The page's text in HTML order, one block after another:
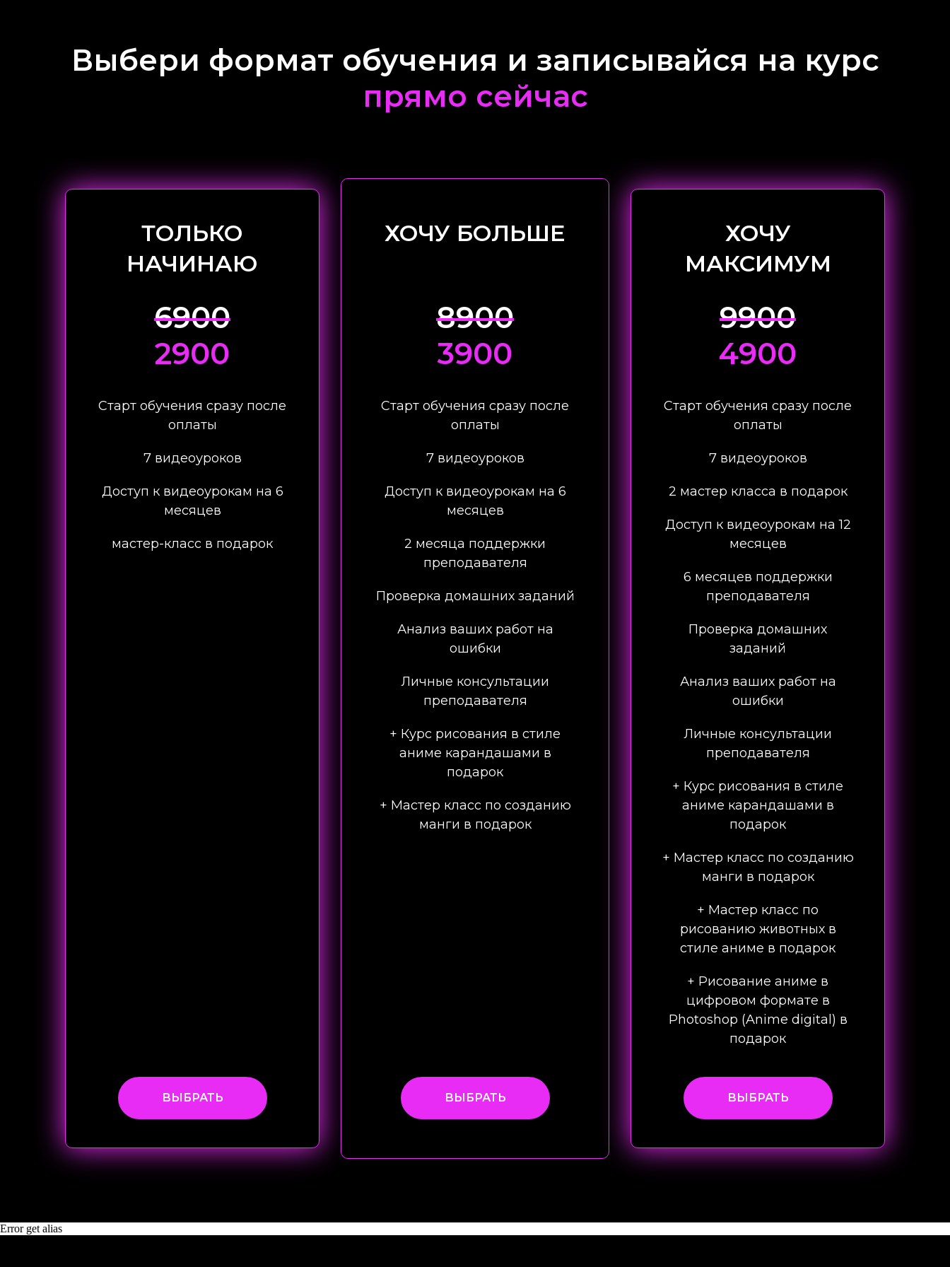
Выбери формат обучения и записывайся на курс
прямо сейчас
ТОЛЬКО
НАЧИНАЮ
6900
2900
Старт обучения сразу после
оплаты
7 видеоуроков
Доступ к видеоурокам на 6
месяцев
мастер-класс в подарок
ВЫБРАТЬ
ХОЧУ БОЛЬШЕ
8900
3900
Старт обучения сразу после
оплаты
7 видеоуроков
Доступ к видеоурокам на 6
месяцев
2 месяца поддержки
преподавателя
Проверка домашних заданий
Анализ ваших работ на
ошибки
Личные консультации
преподавателя
+ Курс рисования в стиле
аниме карандашами в
подарок
+ Мастер класс по созданию
манги в подарок
ВЫБРАТЬ
ХОЧУ
МАКСИМУМ
9900
4900
Старт обучения сразу после
оплаты
7 видеоуроков
2 мастер класса в подарок
Доступ к видеоурокам на 12
месяцев
6 месяцев поддержки
преподавателя
Проверка домашних
заданий
Анализ ваших работ на
ошибки
Личные консультации
преподавателя
+ Курс рисования в стиле
аниме карандашами в
подарок
+ Мастер класс по созданию
манги в подарок
+ Мастер класс по
рисованию животных в
стиле аниме в подарок
+ Рисование аниме в
цифровом формате в
Photoshop (Anime digital) в
подарок
ВЫБРАТЬ
Error get alias